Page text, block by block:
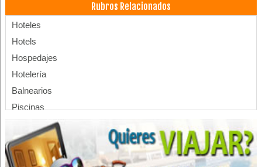
Rubros Relacionados
Hoteles
Hotels
Hospedajes
Hotelería
Balnearios
Piscinas
Casas de Huéspedes
Apart Hoteles